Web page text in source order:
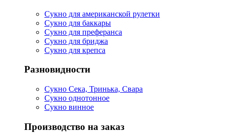
Сукно для американской рулетки
Сукно для баккары
Сукно для преферанса
Сукно для бриджа
Сукно для крепса
Разновидности
Сукно Сека, Тринька, Свара
Сукно однотонное
Сукно винное
Производство на заказ